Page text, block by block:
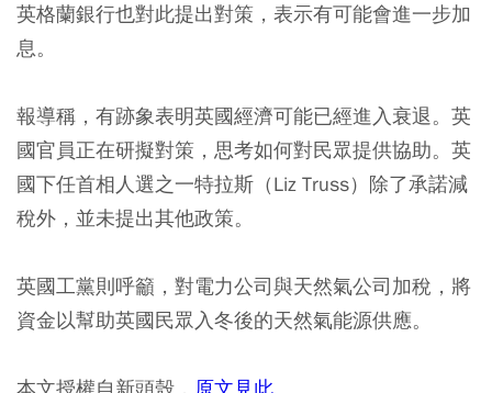
英格蘭銀行也對此提出對策，表示有可能會進一步加
息。
報導稱，有跡象表明英國經濟可能已經進入衰退。英
國官員正在研擬對策，思考如何對民眾提供協助。英
國下任首相人選之一特拉斯（Liz Truss）除了承諾減
稅外，並未提出其他政策。
英國工黨則呼籲，對電力公司與天然氣公司加稅，將
資金以幫助英國民眾入冬後的天然氣能源供應。